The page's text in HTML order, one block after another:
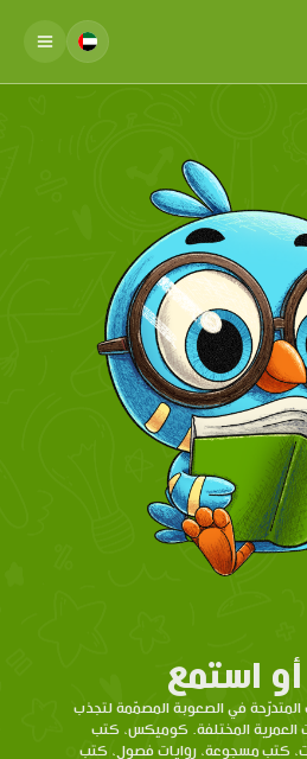
أو استمع
المتدرّحة في الصعوبة المصمّمة لتجذب
العمرية المختلفة. كوميكس، كتب
كتب مسجوعة، روايات فصول، كتب